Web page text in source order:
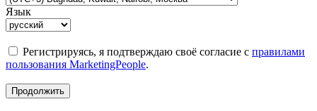
Язык
Регистрируясь, я подтверждаю своё согласие с правилами
пользования MarketingPeople.
Продолжить